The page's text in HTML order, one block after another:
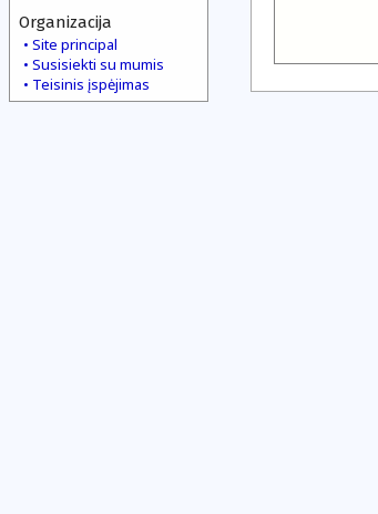
Organizacija
Site principal
Susisiekti su mumis
Teisinis įspėjimas